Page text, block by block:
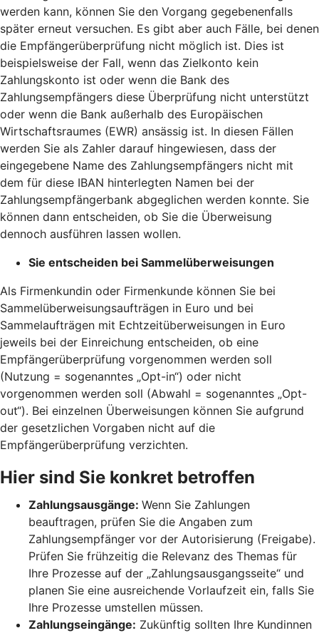
werden kann, können Sie den Vorgang gegebenenfalls
später erneut versuchen. Es gibt aber auch Fälle, bei denen
die Empfängerüberprüfung nicht möglich ist. Dies ist
beispielsweise der Fall, wenn das Zielkonto kein
Zahlungskonto ist oder wenn die Bank des
Zahlungsempfängers diese Überprüfung nicht unterstützt
oder wenn die Bank außerhalb des Europäischen
Wirtschaftsraumes (EWR) ansässig ist. In diesen Fällen
werden Sie als Zahler darauf hingewiesen, dass der
eingegebene Name des Zahlungsempfängers nicht mit
dem für diese IBAN hinterlegten Namen bei der
Zahlungsempfängerbank abgeglichen werden konnte. Sie
können dann entscheiden, ob Sie die Überweisung
dennoch ausführen lassen wollen.
Sie entscheiden bei Sammelüberweisungen
Als Firmenkundin oder Firmenkunde können Sie bei
Sammelüberweisungsaufträgen in Euro und bei
Sammelaufträgen mit Echtzeitüberweisungen in Euro
jeweils bei der Einreichung entscheiden, ob eine
Empfängerüberprüfung vorgenommen werden soll
(Nutzung = sogenanntes „Opt-in“) oder nicht
vorgenommen werden soll (Abwahl = sogenanntes „Opt-
out“). Bei einzelnen Überweisungen können Sie aufgrund
der gesetzlichen Vorgaben nicht auf die
Empfängerüberprüfung verzichten.
Hier sind Sie konkret betroffen
Zahlungsausgänge: Wenn Sie Zahlungen
beauftragen, prüfen Sie die Angaben zum
Zahlungsempfänger vor der Autorisierung (Freigabe).
Prüfen Sie frühzeitig die Relevanz des Themas für
Ihre Prozesse auf der „Zahlungsausgangsseite“ und
planen Sie eine ausreichende Vorlaufzeit ein, falls Sie
Ihre Prozesse umstellen müssen.
Zahlungseingänge: Zukünftig sollten Ihre Kundinnen